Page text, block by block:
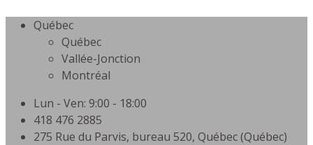
Québec
Québec
Vallée-Jonction
Montréal
Lun - Ven: 9:00 - 18:00
418 476 2885
275 Rue du Parvis, bureau 520, Québec (Québec)